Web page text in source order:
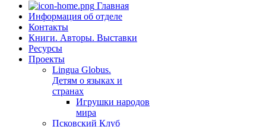
Главная
Информация об отделе
Контакты
Книги. Авторы. Выставки
Ресурсы
Проекты
Lingua Globus.
Детям о языках и
странах
Игрушки народов
мира
Псковский Клуб